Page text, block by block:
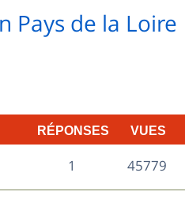
Pays de la Loire
RÉPONSES VUES
1
é
45779V
u